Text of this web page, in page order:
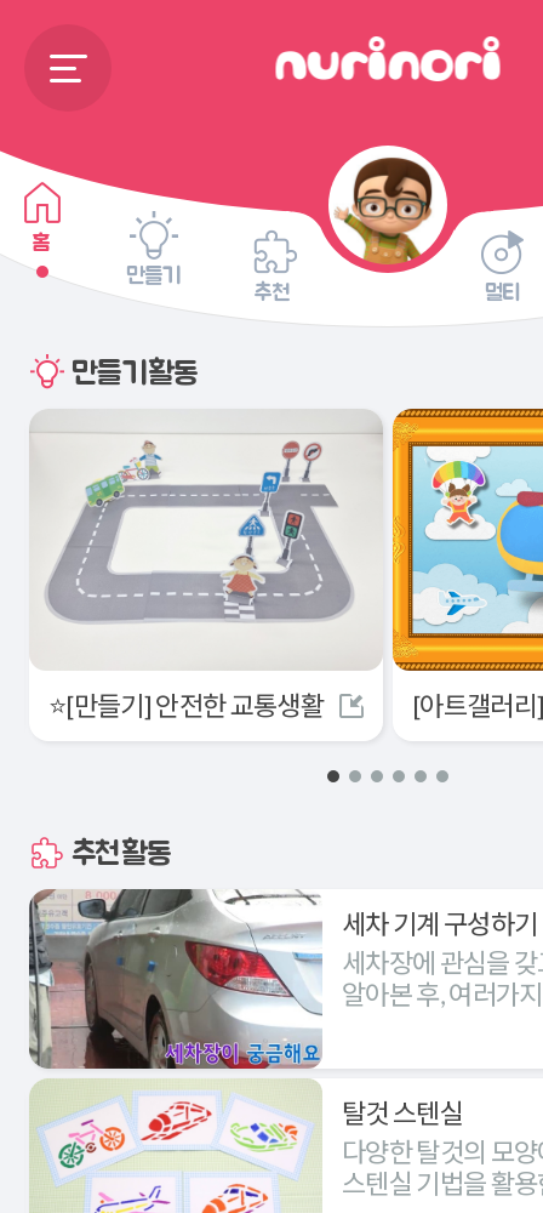
홈
만들기
추천 멀티
만들기활동
⭐[만들기] 안전한 교통생활
추천활동
세차 기계 구성하기
세차장에 관심을
알아본 후, 여러가
탈것 스텐실
다양한 탈것의 모
스텐실 기법을 활